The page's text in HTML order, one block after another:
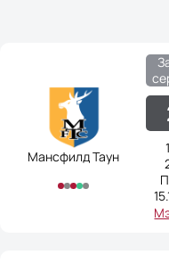
Мансфилд Таун